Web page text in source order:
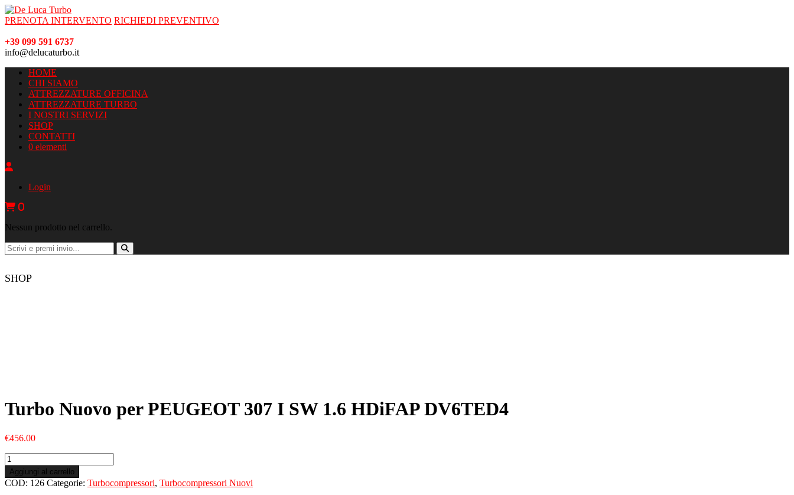
PRENOTA INTERVENTO RICHIEDI PREVENTIVO
+39 099 591 6737
info@delucaturbo.it
HOME
CHI SIAMO
ATTREZZATURE OFFICINA
ATTREZZATURE TURBO
I NOSTRI SERVIZI
SHOP
CONTATTI
0 elementi
Login
0
Nessun prodotto nel carrello.
SHOP
Turbo Nuovo per PEUGEOT 307 I SW 1.6 HDiFAP DV6TED4
€456.00
Turbo
Nuovo
per
PEUGEOT
Aggiungi al carrello
COD: 126 Categorie: Turbocompressori, Turbocompressori Nuovi